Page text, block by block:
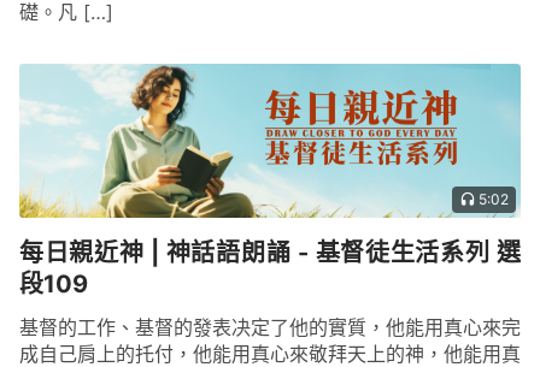
礎。凡 […]
5:02
每日親近神 | 神話語朗誦 - 基督徒生活系列 選
段109
基督的工作、基督的發表决定了他的實質，他能用真心來完
成自己肩上的托付，他能用真心來敬拜天上的神，他能用真